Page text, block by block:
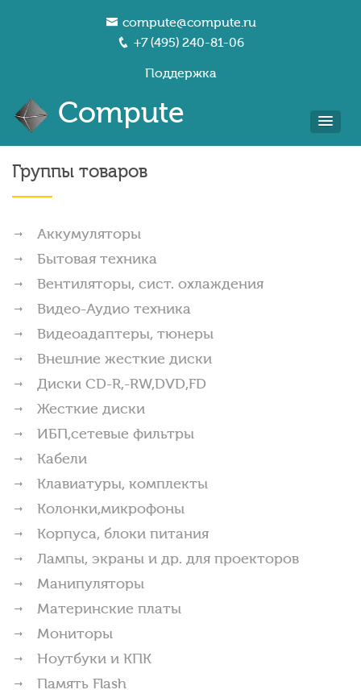
compute@compute.ru
+7 (495) 240-81-06
Поддержка
Compute
Группы товаров
Аккумуляторы
Бытовая техника
Вентиляторы, сист. охлаждения
Видео-Аудио техника
Видеоадаптеры, тюнеры
Внешние жесткие диски
Диски CD-R,-RW,DVD,FD
Жесткие диски
ИБП,сетевые фильтры
Кабели
Клавиатуры, комплекты
Колонки,микрофоны
Корпуса, блоки питания
Лампы, экраны и др. для проекторов
Манипуляторы
Материнские платы
Мониторы
Ноутбуки и КПК
Память Flash